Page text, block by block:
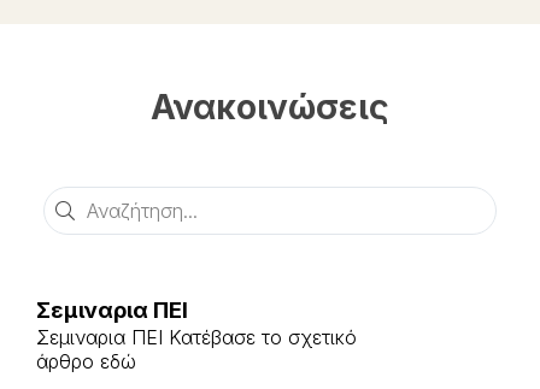
Ανακοινώσεις
Αναζήτηση
Σεμιναρια ΠΕΙ
Σεμιναρια ΠΕΙ Κατέβασε το σχετικό
άρθρο εδώ